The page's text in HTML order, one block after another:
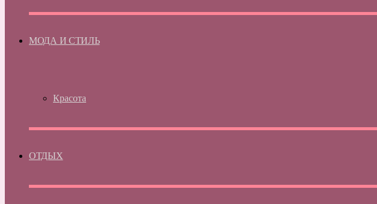
МОДА И СТИЛЬ
Красота
ОТДЫХ